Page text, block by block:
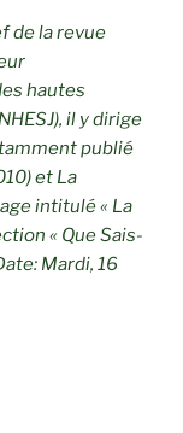
de la revue
hautes
il y dirige
publié
et La
intitulé « La
« Que Sais-
Mardi, 16